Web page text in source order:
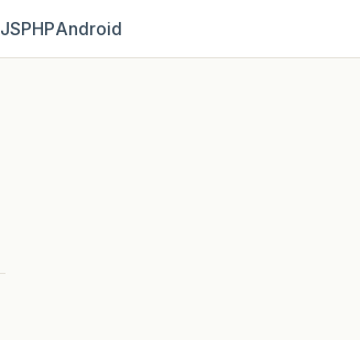
JSPHPAndroid